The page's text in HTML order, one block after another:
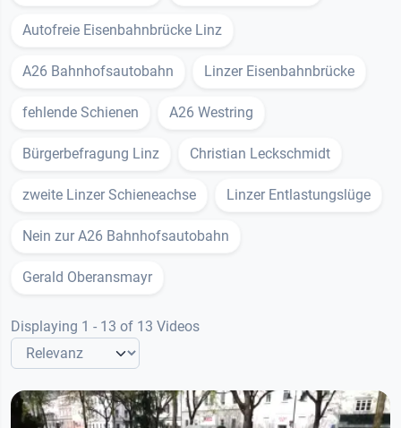
Autofreie Eisenbahnbrücke Linz
A26 Bahnhofsautobahn Linzer Eisenbahnbrücke
fehlende Schienen A26 Westring
Bürgerbefragung Linz Christian Leckschmidt
zweite Linzer Schieneachse Linzer Entlastungslüge
Nein zur A26 Bahnhofsautobahn
Gerald Oberansmayr
Displaying 1 - 13 of 13 Videos